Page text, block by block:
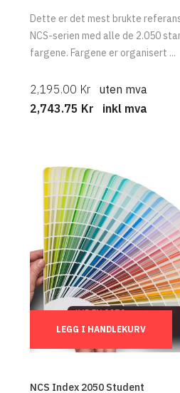
Dette er det mest brukte
NCS-serien med alle de 2.050
fargene. Fargene er organisert ...
2,195.00 Kr
uten mva
2,743.75 Kr
inkl mva
LEGG I HANDLEKURV
NCS Index 2050 Student